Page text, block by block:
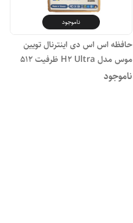
ناموجود
حافظه اس اس دی اینترنال تویین
موس مدل H2 Ultra ظرفیت ۵۱۲
گیگابایت(کارکرد 7 روز)
ناموجود